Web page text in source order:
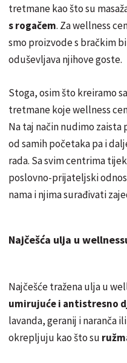
tretmane kao što su
s rogačem. Za wellness
smo proizvode s bračkim
oduševljava njihove goste.
Stoga, osim što kreiramo
tretmane koje wellness
Na taj način nudimo
od samih početaka pa i
rada. Sa svim centrima
poslovno-prijateljski
nama i njima surađivati
Najčešća ulja u
Najčešće tražena ulja u
umirujuće i antistresno
lavanda, geranij i naranča
okrepljuju kao što su